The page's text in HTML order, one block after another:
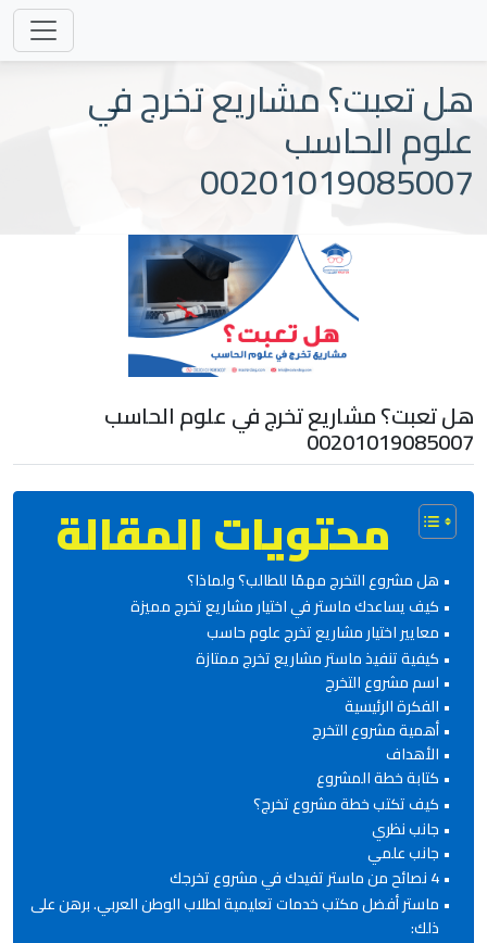
هل تعبت؟ مشاريع تخرج في
علوم الحاسب
00201019085007
هل تعبت؟ مشاريع تخرج في علوم الحاسب
00201019085007
محتويات المقالة
هل مشروع التخرج مهمًا للطالب؟ ولماذا؟
كيف يساعدك ماستر في اختيار مشاريع تخرج مميزة
معايير اختيار مشاريع تخرج علوم حاسب
كيفية تنفيذ ماستر مشاريع تخرج ممتازة
اسم مشروع التخرج
الفكرة الرئيسية
أهمية مشروع التخرج
الأهداف
كتابة خطة المشروع
كيف تكتب خطة مشروع تخرج؟
جانب نظري
جانب علمي
4 نصائح من ماستر تفيدك في مشروع تخرجك
ماستر أفضل مكتب خدمات تعليمية لطلاب الوطن العربي. برهن على
ذلك: